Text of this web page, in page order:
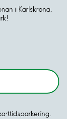
i Karlskrona.